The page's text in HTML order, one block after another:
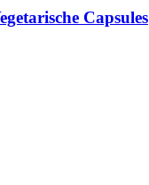
Capsules